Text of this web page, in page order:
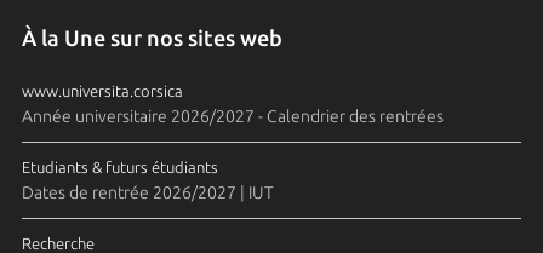
À la Une sur nos sites web
www.universita.corsica
Année universitaire 2026/2027 - Calendrier des rentrées
Etudiants & futurs étudiants
Dates de rentrée 2026/2027 | IUT
Recherche